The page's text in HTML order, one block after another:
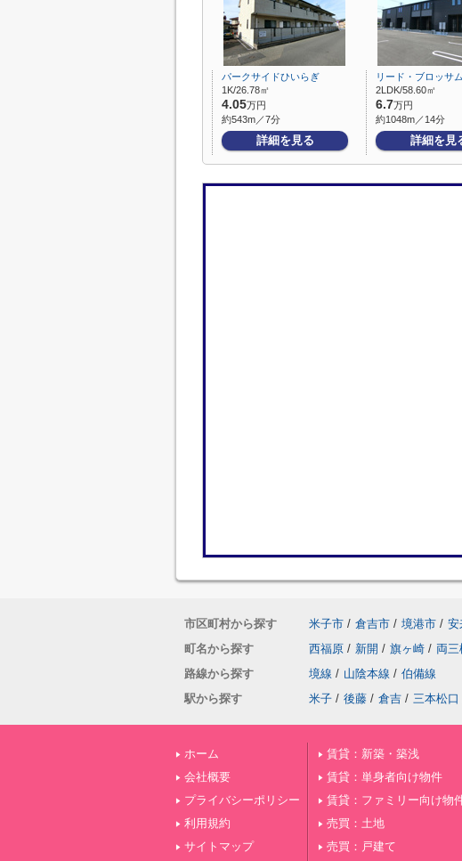
パークサイドひいらぎ
1K/26.78㎡
4.05万円
約543m／7分
詳細を見る
リード・ブロッサ
2LDK/58.60㎡
6.7万円
約1048m／14分
詳細を見
市区町村から探す 米子市 / 倉吉市 / 境港市 / 安
町名から探す
西福原 / 新開 / 旗ヶ崎 / 両三
路線から探す
境線 / 山陰本線 / 伯備線
駅から探す
米子 / 後藤 / 倉吉 / 三本松口
ホーム
会社概要
プライバシーポリシー
利用規約
サイトマップ
賃貸：新築・築浅
賃貸：単身者向け物件
賃貸：ファミリー向け物
売買：土地
売買：戸建て